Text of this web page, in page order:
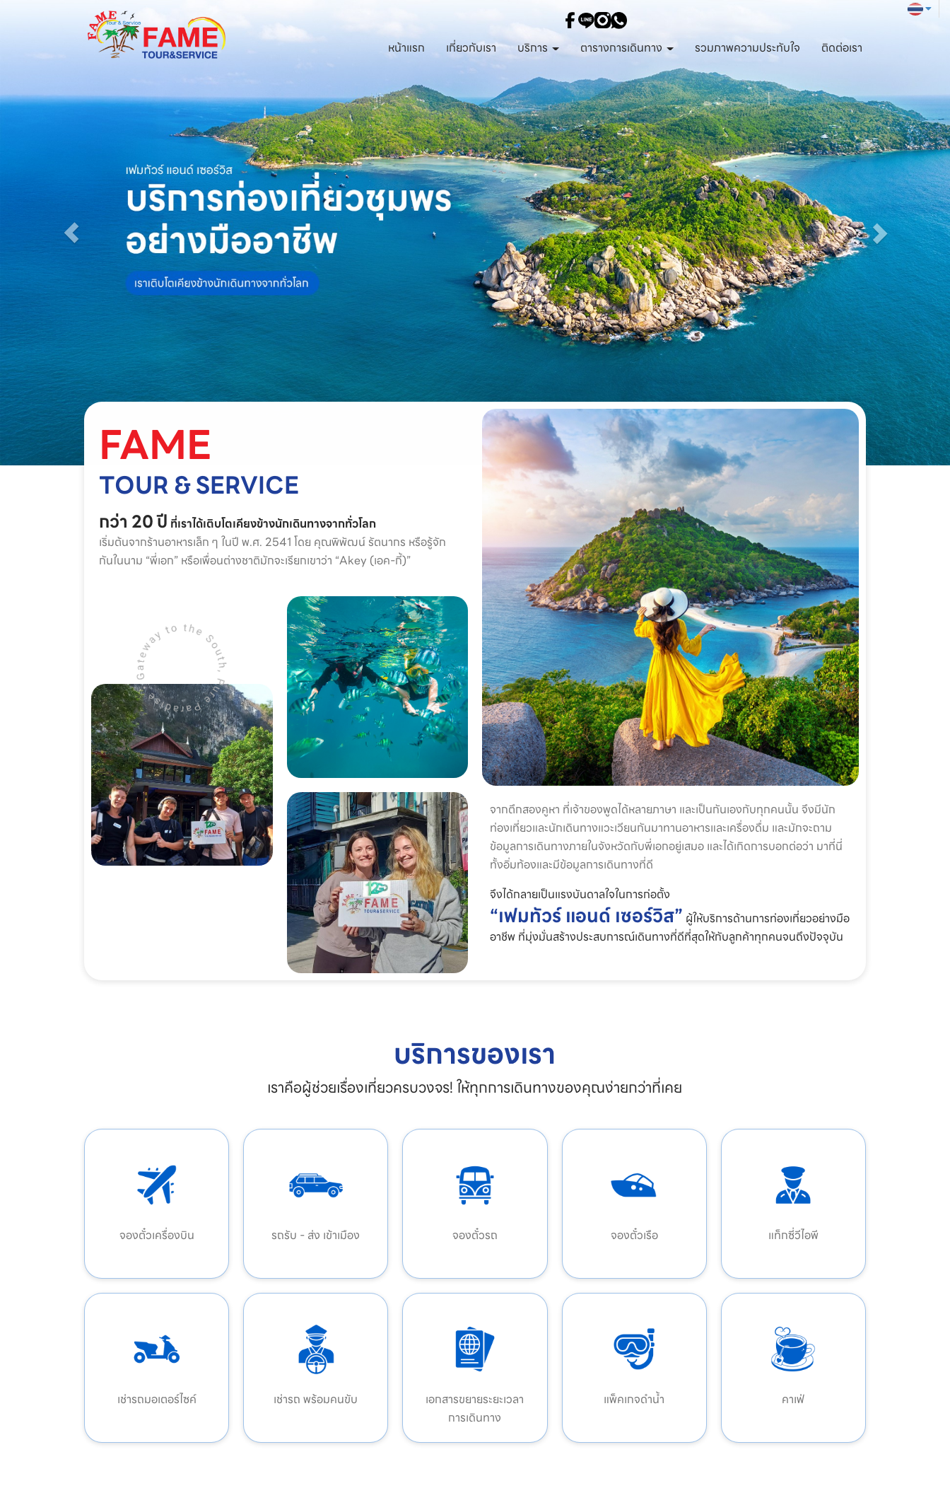
หน้าแรก เกี่ยวกับเรา บริการ ตารางการเดินทาง รวมภาพความประทับใจ ติดต่อเรา
FAME
TOUR & SERVICE
กว่า 20 ปี ที่เราได้เติบโตเคียงข้างนักเดินทางจากทั่วโลก
เริ่มต้นจากร้านอาหารเล็ก ๆ ในปี พ.ศ. 2541 โดย คุณพิพัฒน์ รัตนากร หรือรู้จัก
กันในนาม “พี่เอก” หรือเพื่อนต่างชาติมักจะเรียกเขาว่า “Akey (เอค-กี้)”
จากตึกสองคูหา ที่เจ้าของพูดได้หลายภาษา และเป็นกันเองกับทุกคนนั้น จึงมีนัก
ท่องเที่ยวและนักเดินทางแวะเวียนกันมาทานอาหารและเครื่องดื่ม และมักจะถาม
ข้อมูลการเดินทางภายในจังหวัดกับพี่เอกอยู่เสมอ และได้เกิดการบอกต่อว่า มาที่นี่
ทั้งอิ่มท้องและมีข้อมูลการเดินทางที่ดี
จึงได้กลายเป็นแรงบันดาลใจในการก่อตั้ง
“เฟมทัวร์ แอนด์ เซอร์วิส” ผู้ให้บริการด้านการท่องเที่ยวอย่างมือ
อาชีพ ที่มุ่งมั่นสร้างประสบการณ์เดินทางที่ดีที่สุดให้กับลูกค้าทุกคนจนถึงปัจจุบัน
บริการของเรา
เราคือผู้ช่วยเรื่องเที่ยวครบวงจร! ให้ทุกการเดินทางของคุณง่ายกว่าที่เคย
จองตั๋วเครื่องบิน รถรับ - ส่ง เข้าเมือง จองตั๋วรถ จองตั๋วเรือ แท็กซี่วีไอพี
เช่ารถมอเตอร์ไซค์ เช่ารถ พร้อมคนขับ
เอกสารขยายระยะเวลา
การเดินทาง
แพ็คเกจดำน้ำ คาเฟ่